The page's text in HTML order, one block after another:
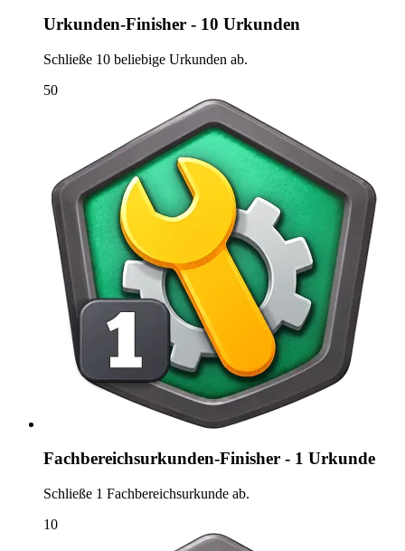
Urkunden-Finisher - 10 Urkunden
Schließe 10 beliebige Urkunden ab.
50
Fachbereichsurkunden-Finisher - 1 Urkunde
Schließe 1 Fachbereichsurkunde ab.
10